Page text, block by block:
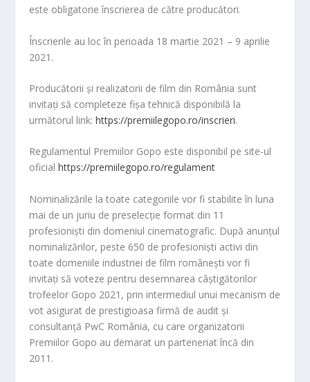
este obligatorie înscrierea de către producători.
Înscrierile au loc în perioada 18 martie 2021 – 9 aprilie
2021.
Producătorii și realizatorii de film din România sunt
invitați să completeze fișa tehnică disponibilă la
următorul link:https://premiilegopo.ro/inscrieri.
Regulamentul Premiilor Gopo este disponibil pe site-ul
oficialhttps://premiilegopo.ro/regulament
Nominalizările la toate categoriile vor fi stabilite în luna
mai de un juriu de preselecție format din 11
profesioniști din domeniul cinematografic. După anunțul
nominalizărilor, peste 650 de profesioniști activi din
toate domeniile industriei de film românești vor fi
invitați să voteze pentru desemnarea câștigătorilor
trofeelor Gopo 2021, prin intermediul unui mecanism de
vot asigurat de prestigioasa firmă de audit și
consultanță PwC România, cu care organizatorii
Premiilor Gopo au demarat un parteneriat încă din
2011.